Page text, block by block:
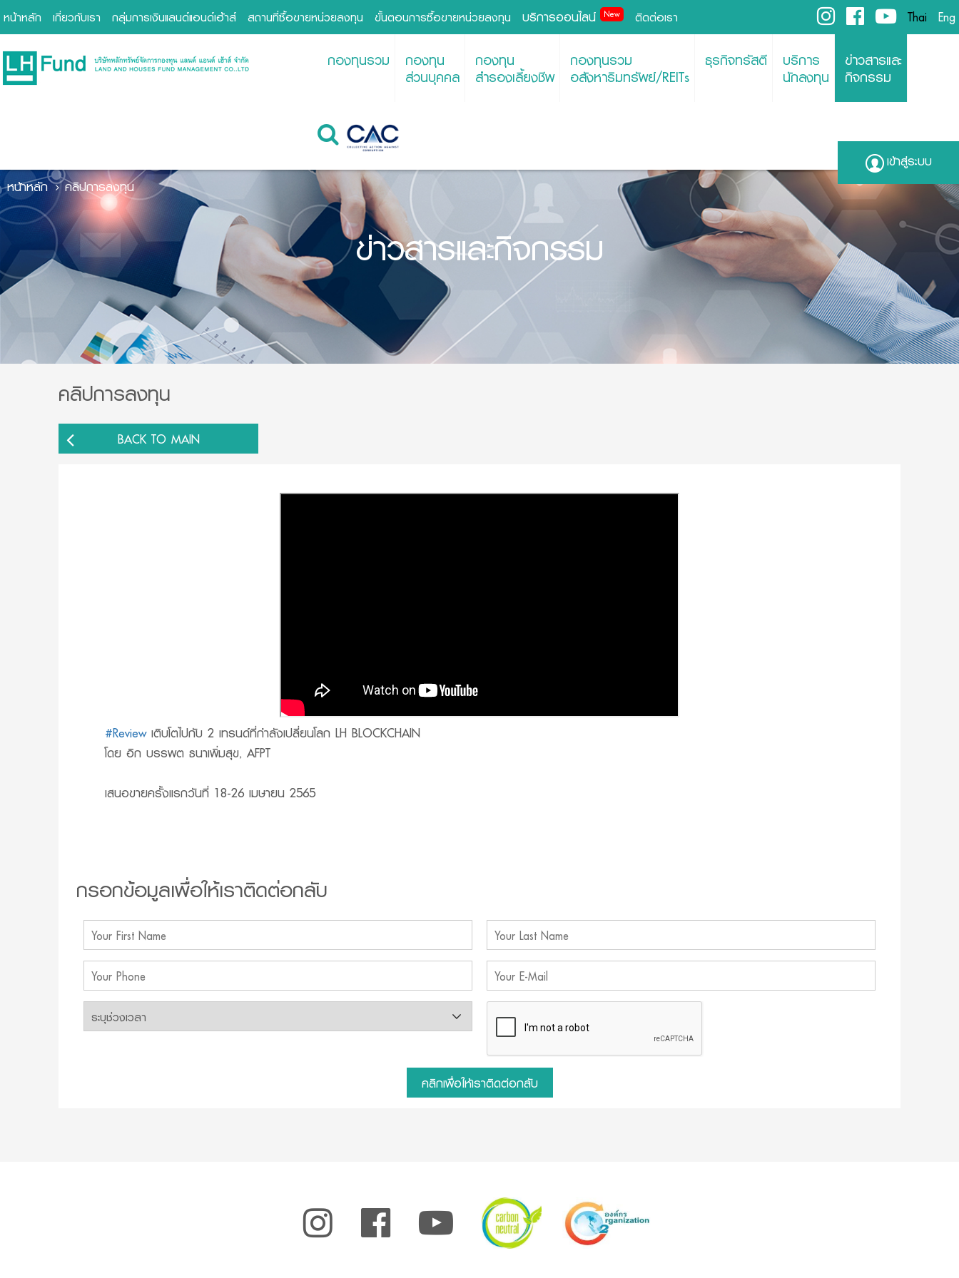
หน้าหลัก เกี่ยวกับเรา กลุ่มการเงินแลนด์แอนด์เฮ้าส์ สถานที่ซื้อขายหน่วยลงทุน ขั้นตอนการซื้อขายหน่วยลงทุน บริการออนไลน์ New ติดต่อเรา Thai Eng
กองทุนรวม กองทุน
ส่วนบุคคล
กองทุน
สำรองเลี้ยงชีพ
กองทุนรวม
อสังหาริมทรัพย์/REITs
ธุรกิจทรัสตี บริการ
นักลงทุน
ข่าวสารและ
กิจกรรม
เข้าสู่ระบบ
ข่าวสารและกิจกรรม
หน้าหลัก คลิปการลงทุน
คลิปการลงทุน
BACK TO MAIN
#Reviewเติบโตไปกับ 2 เทรนด์ที่กำลังเปลี่ยนโลก LH BLOCKCHAIN
โดย อิก บรรพต ธนาเพิ่มสุข, AFPT
เสนอขายครั้งแรกวันที่ 18-26 เมษายน 2565
กรอกข้อมูลเพื่อให้เราติดต่อกลับ
คลิกเพื่อให้เราติดต่อกลับ